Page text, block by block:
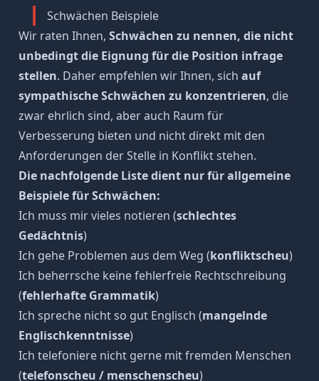
Schwächen Beispiele
Wir raten Ihnen, Schwächen zu nennen, die nicht
unbedingt die Eignung für die Position infrage
stellen. Daher empfehlen wir Ihnen, sich auf
sympathische Schwächen zu konzentrieren, die
zwar ehrlich sind, aber auch Raum für
Verbesserung bieten und nicht direkt mit den
Anforderungen der Stelle in Konflikt stehen.
Die nachfolgende Liste dient nur für allgemeine
Beispiele für Schwächen:
Ich muss mir vieles notieren (schlechtes
Gedächtnis)
Ich gehe Problemen aus dem Weg (konfliktscheu)
Ich beherrsche keine fehlerfreie Rechtschreibung
(fehlerhafte Grammatik)
Ich spreche nicht so gut Englisch (mangelnde
Englischkenntnisse)
Ich telefoniere nicht gerne mit fremden Menschen
(telefonscheu / menschenscheu)